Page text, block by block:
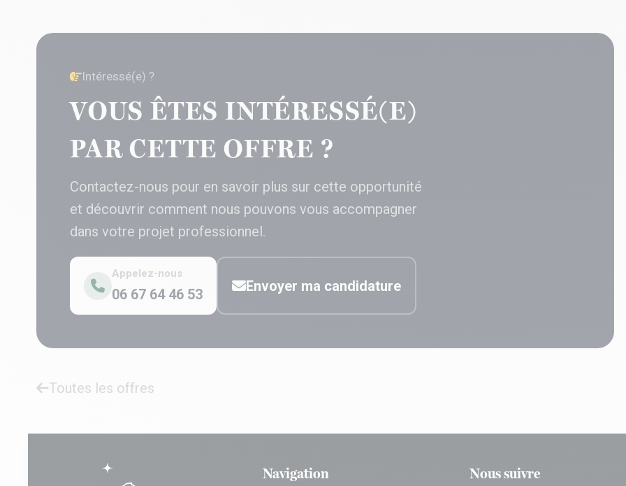
Intéressé(e) ?
VOUS ÊTES INTÉRESSÉ(E)
PAR CETTE OFFRE ?
Contactez-nous pour en savoir plus sur cette opportunité
et découvrir comment nous pouvons vous accompagner
dans votre projet professionnel.
Appelez-nous
06 67 64 46 53
Envoyer ma candidature
Toutes les offres
Navigation Nous suivre